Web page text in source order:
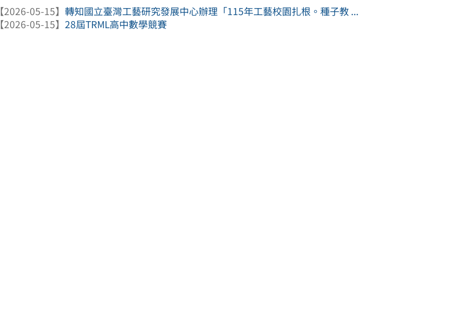
【2026-05-15】轉知國立臺灣工藝研究發展中心辦理「115年工藝校園扎根。種子教 ...
【2026-05-15】28屆TRML高中數學競賽